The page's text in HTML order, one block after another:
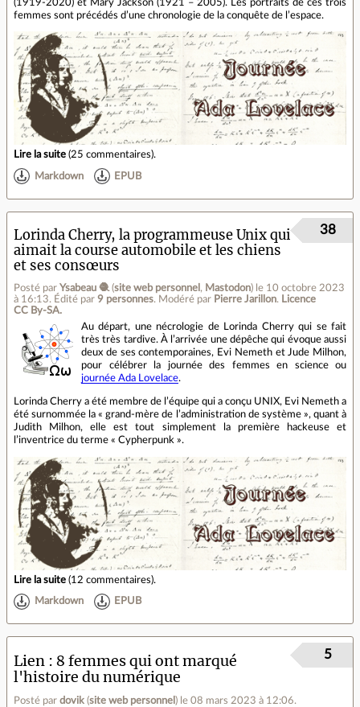
(1919-2020) et Mary Jackson (1921 – 2005). Les portraits de ces trois
femmes sont précédés d’une chronologie de la conquête de l’espace.
Lire la suite (25 commentaires).
Markdown EPUB
Lorinda Cherry, la programmeuse Unix qui
aimait la course automobile et les chiens
et ses consœurs
Posté par Ysabeau 🧶 (site web personnel , Mastodon) le 10 octobre 2023
à 16:13. Édité par 9 personnes. Modéré par Pierre Jarillon. Licence
CC By‑SA.
38
Au départ, une nécrologie de Lorinda Cherry qui se fait
très très tardive. À l’arrivée une dépêche qui évoque aussi
deux de ses contemporaines, Evi Nemeth et Jude Milhon,
pour célébrer la journée des femmes en science ou
journée Ada Lovelace.
Lorinda Cherry a été membre de l’équipe qui a conçu UNIX, Evi Nemeth a
été surnommée la « grand-mère de l’administration de système », quant à
Judith Milhon, elle est tout simplement la première hackeuse et
l’inventrice du terme « Cypherpunk ».
Lire la suite (12 commentaires).
Markdown EPUB
Lien
8 femmes qui ont marqué
l'histoire du numérique
Posté par dovik (site web personnel ) le 08 mars 2023 à 12:06.
5